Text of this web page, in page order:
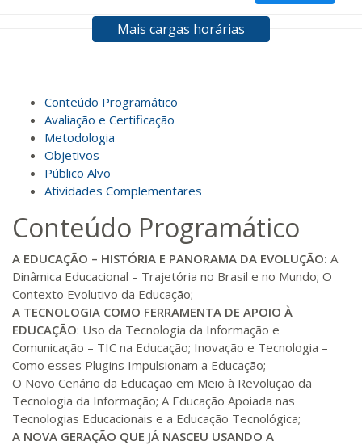
dias 60dias
140 H 18dias 60dias
160 H 20dias
180 H 23dias 90dias
R$ 892,23
200 H 25dias 90dias
R$ 991,36
Matricular
220 H 28dias 90dias
R$ 1.090,51
240 H 30dias 90dias
R$ 1.189,66
Matricular
Mais cargas horárias
Conteúdo Programático
Avaliação e Certificação
Metodologia
Objetivos
Público Alvo
Atividades Complementares
Conteúdo Programático
A EDUCAÇÃO – HISTÓRIA E PANORAMA DA EVOLUÇÃO: A
Dinâmica Educacional – Trajetória no Brasil e no Mundo; O
Contexto Evolutivo da Educação;
A TECNOLOGIA COMO FERRAMENTA DE APOIO À
EDUCAÇÃO: Uso da Tecnologia da Informação e
Comunicação – TIC na Educação; Inovação e Tecnologia –
Como esses Plugins Impulsionam a Educação;
O Novo Cenário da Educação em Meio à Revolução da
Tecnologia da Informação; A Educação Apoiada nas
Tecnologias Educacionais e a Educação Tecnológica;
A NOVA GERAÇÃO QUE JÁ NASCEU USANDO A